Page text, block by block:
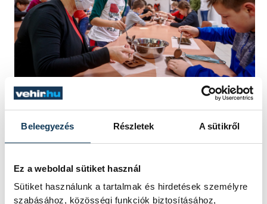
Beleegyezés Részletek A sütikről
Ez a weboldal sütiket használ
Sütiket használunk a tartalmak és hirdetések személyre
szabásához, közösségi funkciók biztosításához,
Brányi Mária, a Veszprém Az Élhető Város
akciócsoport elnöke úgy fogalmazott, már
az Agóra látványkonyhájának kialakításánál
is azt tartották szem előtt, hogy olyan